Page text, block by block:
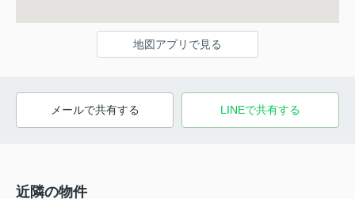
地図アプリで見る
メールで共有する LINEで共有する
近隣の物件